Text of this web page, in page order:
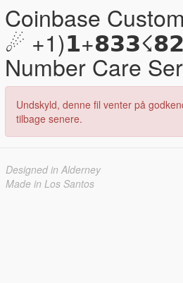
Coinbase
☄
Number Care
Undskyld, denne fil venter på
tilbage senere.
Designed in Alderney
Made in Los Santos